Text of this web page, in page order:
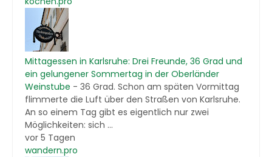
Mittagessen in Karlsruhe: Drei Freunde, 36 Grad und
ein gelungener Sommertag in der Oberländer
Weinstube - 36 Grad. Schon am späten Vormittag
flimmerte die Luft über den Straßen von Karlsruhe.
An so einem Tag gibt es eigentlich nur zwei
Möglichkeiten: sich ...
vor 5 Tagen
wandern.pro